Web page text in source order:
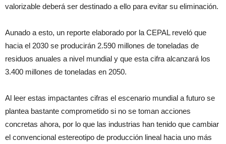
valorizable deberá ser destinado a ello para evitar su eliminación.
Aunado a esto, un reporte elaborado por la CEPAL reveló que
hacia el 2030 se producirán 2.590 millones de toneladas de
residuos anuales a nivel mundial y que esta cifra alcanzará los
3.400 millones de toneladas en 2050.
Al leer estas impactantes cifras el escenario mundial a futuro se
plantea bastante comprometido si no se toman acciones
concretas ahora, por lo que las industrias han tenido que cambiar
el convencional estereotipo de producción lineal hacia uno más